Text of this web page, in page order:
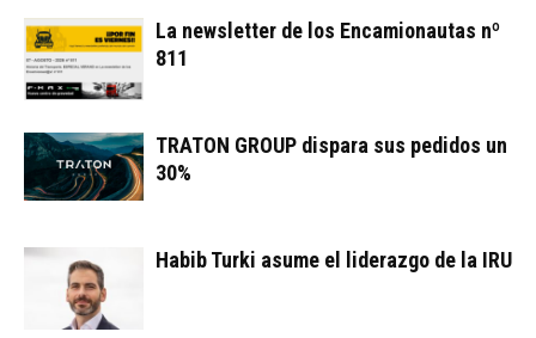
La newsletter de los Encamionautas nº
811
TRATON GROUP dispara sus pedidos un
30%
Habib Turki asume el liderazgo de la IRU